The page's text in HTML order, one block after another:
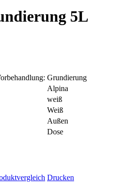
5L
Grundierung
Alpina
weiß
Weiß
Außen
Dose
Drucken